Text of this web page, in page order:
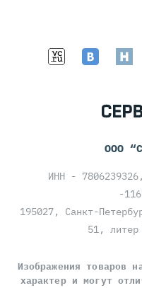
ООО
ИНН -
-
195027, Санкт-
51,
Изображения товаров
характер и могут